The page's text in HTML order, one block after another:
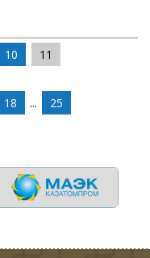
10 11
18 ... 25